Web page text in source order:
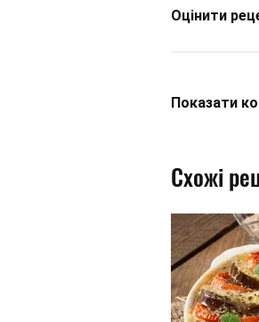
Оцінити
Показати
Схожі